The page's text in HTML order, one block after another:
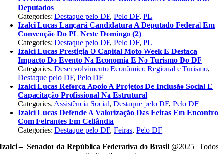
Deputados
Categories:Destaque pelo DF,Pelo DF,PL
Izalci Lucas Lançará Candidatura A Deputado Federal Em
Convenção Do PL Neste Domingo (2)
Categories:Destaque pelo DF,Pelo DF,PL
Izalci Lucas Prestigia O Capital Moto Week E Destaca
Impacto Do Evento Na Economia E No Turismo Do DF
Categories:Desenvolvimento Econômico Regional e Turismo,
Destaque pelo DF,Pelo DF
Izalci Lucas Reforça Apoio A Projetos De Inclusão Social E
Capacitação Profissional Na Estrutural
Categories: Assistência Social,Destaque pelo DF,Pelo DF
Izalci Lucas Defende A Valorização Das Feiras Em Encontro
Com Feirantes Em Ceilândia
Categories:Destaque pelo DF,Feiras,Pelo DF
Izalci – Senador da República Federativa do Brasil @2025 | Todos